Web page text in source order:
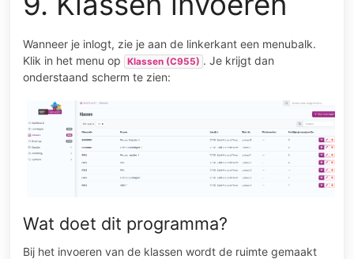
Wanneer je inlogt, zie je aan de linkerkant een menubalk.
Klik in het menu op
Klassen (C955) . Je krijgt dan
onderstaand scherm te zien:
Wat doet dit programma?
Bij het invoeren van de klassen wordt de ruimte gemaakt